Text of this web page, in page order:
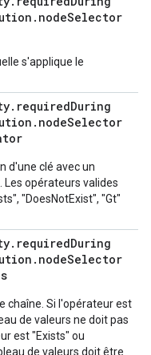
. nodeSelector
s'applique le
. requiredDuring
. nodeSelector
d'une clé avec un
Les opérateurs valides
"DoesNotExist", "Gt"
. requiredDuring
. nodeSelector
chaîne. Si l'opérateur est
de valeurs ne doit pas
est "Exists" ou
de valeurs doit être